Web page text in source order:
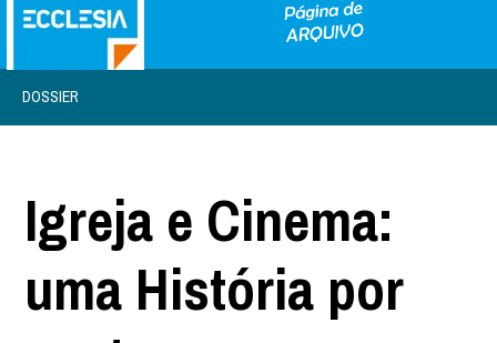
DOSSIER
Igreja e Cinema:
uma História por